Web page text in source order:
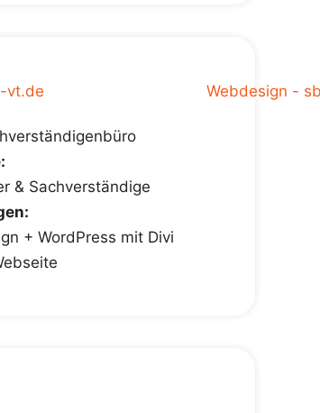
& Sachverständige
+ WordPress mit Divi